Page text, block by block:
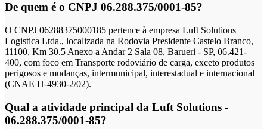
De quem é o CNPJ 06.288.375/0001-85?
O CNPJ 06288375000185 pertence à empresa Luft Solutions
Logistica Ltda., localizada na Rodovia Presidente Castelo Branco,
11100, Km 30.5 Anexo a Andar 2 Sala 08, Barueri - SP, 06.421-
400, com foco em Transporte rodoviário de carga, exceto produtos
perigosos e mudanças, intermunicipal, interestadual e internacional
(CNAE H-4930-2/02).
Qual a atividade principal da Luft Solutions -
06.288.375/0001-85?